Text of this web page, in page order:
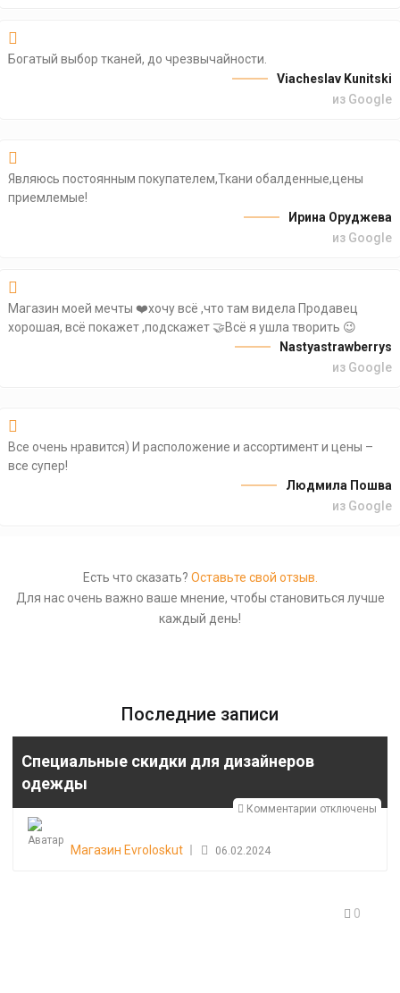
Богатый выбор тканей, до чрезвычайности.
Viacheslav Kunitski
из Google
Являюсь постоянным покупателем,Ткани обалденные,цены
приемлемые!
Ирина Оруджева
из Google
Магазин моей мечты ❤️хочу всё ,что там видела Продавец
хорошая, всё покажет ,подскажет 🤝Всё я ушла творить 😉
Nastyastrawberrys
из Google
Все очень нравится) И расположение и ассортимент и цены –
все супер!
Людмила Пошва
из Google
Есть что сказать? Оставьте свой отзыв.
Для нас очень важно ваше мнение, чтобы становиться лучше
каждый день!
Последние записи
Комментарии к
дизайнеров
отключены
Специальные скидки для дизайнеров
одежды
Магазин Evroloskut
06.02.2024
0